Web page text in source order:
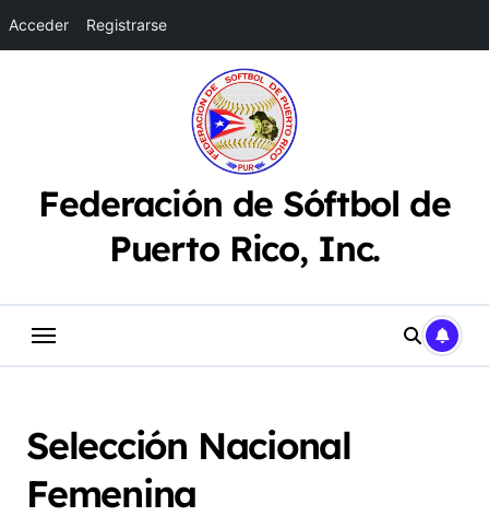
Acceder Registrarse
Federación de Sóftbol de
Puerto Rico, Inc.
Selección Nacional
Femenina